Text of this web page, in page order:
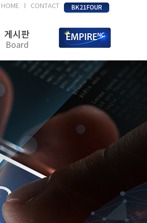
HOME CONTACT BK21FOUR
게시판
Board